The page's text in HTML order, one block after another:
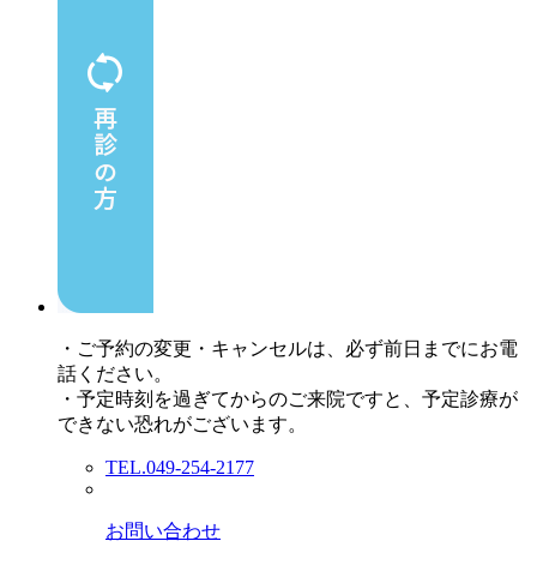
・ご予約の変更・キャンセルは、必ず前日までにお電
話ください。
・予定時刻を過ぎてからのご来院ですと、予定診療が
できない恐れがございます。
TEL.049-254-2177
お問い合わせ